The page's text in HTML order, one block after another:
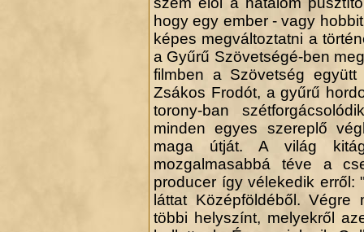
hogy egy ember - vagy
képes megváltoztatni a
a Gyűrű Szövetségé-ben
filmben a Szövetség
Zsákos Frodót, a gyűrű
torony-ban
minden egyes szereplő
maga útját. A világ
mozgalmasabbá téve a
producer így vélekedik erről:
láttat Középföldéből. Végre
többi helyszínt, melyekről